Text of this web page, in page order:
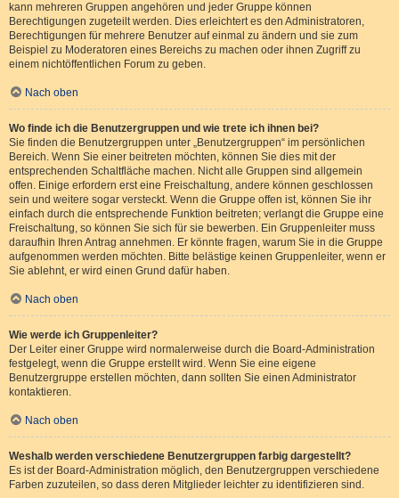
kann mehreren Gruppen angehören und jeder Gruppe können
Berechtigungen zugeteilt werden. Dies erleichtert es den Administratoren,
Berechtigungen für mehrere Benutzer auf einmal zu ändern und sie zum
Beispiel zu Moderatoren eines Bereichs zu machen oder ihnen Zugriff zu
einem nichtöffentlichen Forum zu geben.
Nach oben
Wo finde ich die Benutzergruppen und wie trete ich ihnen bei?
Sie finden die Benutzergruppen unter „Benutzergruppen“ im persönlichen
Bereich. Wenn Sie einer beitreten möchten, können Sie dies mit der
entsprechenden Schaltfläche machen. Nicht alle Gruppen sind allgemein
offen. Einige erfordern erst eine Freischaltung, andere können geschlossen
sein und weitere sogar versteckt. Wenn die Gruppe offen ist, können Sie ihr
einfach durch die entsprechende Funktion beitreten; verlangt die Gruppe eine
Freischaltung, so können Sie sich für sie bewerben. Ein Gruppenleiter muss
daraufhin Ihren Antrag annehmen. Er könnte fragen, warum Sie in die Gruppe
aufgenommen werden möchten. Bitte belästige keinen Gruppenleiter, wenn er
Sie ablehnt, er wird einen Grund dafür haben.
Nach oben
Wie werde ich Gruppenleiter?
Der Leiter einer Gruppe wird normalerweise durch die Board-Administration
festgelegt, wenn die Gruppe erstellt wird. Wenn Sie eine eigene
Benutzergruppe erstellen möchten, dann sollten Sie einen Administrator
kontaktieren.
Nach oben
Weshalb werden verschiedene Benutzergruppen farbig dargestellt?
Es ist der Board-Administration möglich, den Benutzergruppen verschiedene
Farben zuzuteilen, so dass deren Mitglieder leichter zu identifizieren sind.